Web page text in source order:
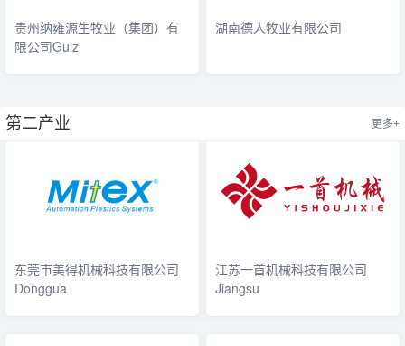
贵州纳雍源生牧业（集团）有
限公司Guiz
湖南德人牧业有限公司
第二产业 更多+
东莞市美得机械科技有限公司
Donggua
江苏一首机械科技有限公司
Jiangsu